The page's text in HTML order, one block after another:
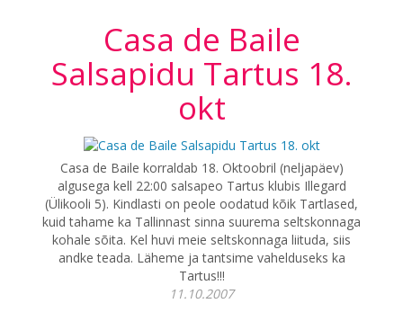
Casa de Baile
Salsapidu Tartus 18.
okt
Casa de Baile korraldab 18. Oktoobril (neljapäev)
algusega kell 22:00 salsapeo Tartus klubis Illegard
(Ülikooli 5). Kindlasti on peole oodatud kõik Tartlased,
kuid tahame ka Tallinnast sinna suurema seltskonnaga
kohale sõita. Kel huvi meie seltskonnaga liituda, siis
andke teada. Läheme ja tantsime vahelduseks ka
Tartus!!!
11.10.2007